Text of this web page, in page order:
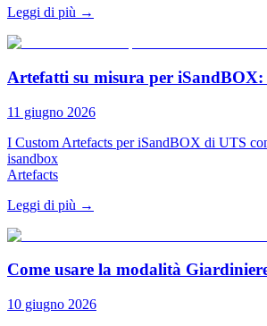
Leggi di più →
Artefatti su misura per iSandBOX:
11 giugno 2026
I Custom Artefacts per iSandBOX di UTS
isandbox
Artefacts
Leggi di più →
Come usare la modalità
10 giugno 2026